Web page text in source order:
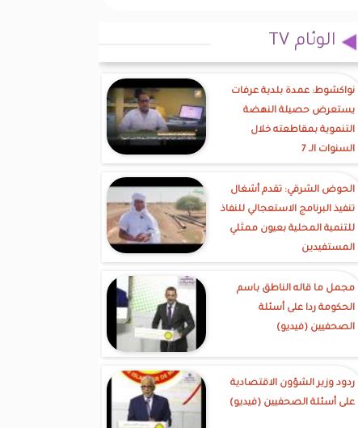
الوئام TV
نواكشوط: عمدة بلدية عرفات
يستعرض حصيلة النهضة
التنموية بمقاطعته خلال
السنوات الـ 7
الحوض الشرقي: تقدم أشغال
تنفيذ البرنامج الاستعجالي للنفاذ
للتنمية المحلية بعيون ممثلي
المستفيدين
مجمل ما قاله الناطق باسم
الحكومة ردا على أسئلة
الصحفيين (فيديو)
ردود وزير الشؤون الاقتصادية
على أسئلة الصحفيين (فيديو)